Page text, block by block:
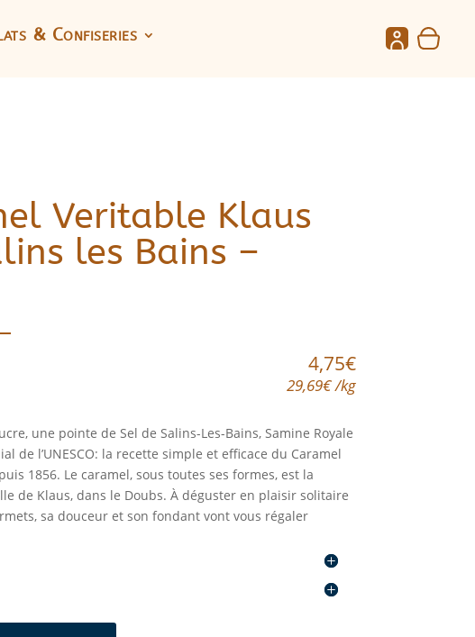
& Confiseries
Veritable Klaus
les Bains –
4,75€
29,69€ /kg
une pointe de Sel de Salins-Les-Bains, Samine Royale
de l’UNESCO: la recette simple et efficace du Caramel
1856. Le caramel, sous toutes ses formes, est la
de Klaus, dans le Doubs. À déguster en plaisir solitaire
sa douceur et son fondant vont vous régaler